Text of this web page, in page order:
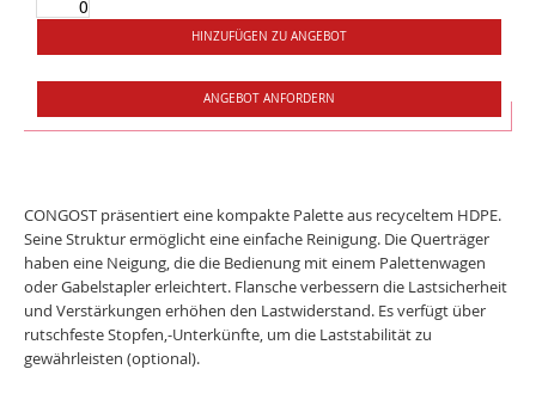
HINZUFÜGEN ZU ANGEBOT
ANGEBOT ANFORDERN
CONGOST präsentiert eine kompakte Palette aus recyceltem HDPE.
Seine Struktur ermöglicht eine einfache Reinigung. Die Querträger
haben eine Neigung, die die Bedienung mit einem Palettenwagen
oder Gabelstapler erleichtert. Flansche verbessern die Lastsicherheit
und Verstärkungen erhöhen den Lastwiderstand. Es verfügt über
rutschfeste Stopfen,-Unterkünfte, um die Laststabilität zu
gewährleisten (optional).